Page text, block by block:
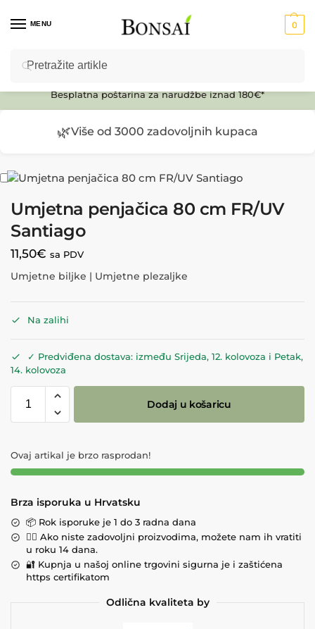
MENU 0
Ulaz u E-SHOP
Besplatna poštarina za narudžbe iznad 180€*
🌿Više od 3000 zadovoljnih kupaca
Umjetna penjačica 80 cm FR/UV
Santiago
11,50€ sa PDV
Umjetne biljke | Umjetne plezaljke
Na zalihi
✓ Predviđena dostava: između Srijeda, 12. kolovoza i Petak,
14. kolovoza
Dodaj u košaricu
Ovaj artikal je brzo rasprodan!
Brza isporuka u Hrvatsku
📦 Rok isporuke je 1 do 3 radna dana
💁‍♀️ Ako niste zadovoljni proizvodima, možete nam ih vratiti
u roku 14 dana.
🔐 Kupnja u našoj online trgovini sigurna je i zaštićena
https certifikatom
Odlična kvaliteta by